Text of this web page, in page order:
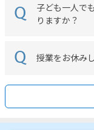
子ども一人で
りますか？
授業をお休み